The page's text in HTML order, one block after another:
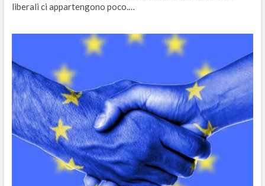
liberali ci appartengono poco.…